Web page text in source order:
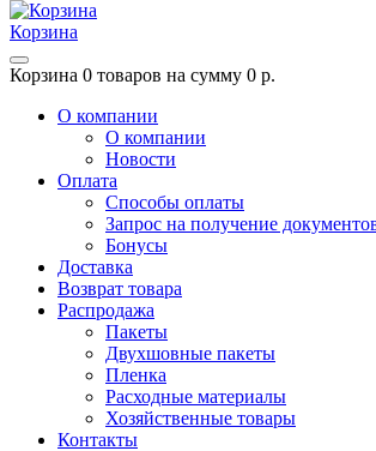
Корзина
Корзина 0 товаров на сумму 0 р.
О компании
О компании
Новости
Оплата
Способы оплаты
Запрос на получение
Бонусы
Доставка
Возврат товара
Распродажа
Пакеты
Двухшовные пакеты
Пленка
Расходные материалы
Хозяйственные товары
Контакты